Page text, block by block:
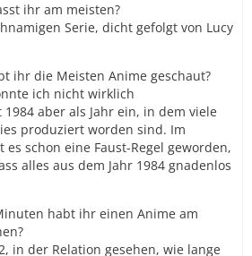
ihr am meisten?
Serie, dicht gefolgt von Lucy
ihr die Meisten Anime geschaut?
ich nicht wirklich
aber als Jahr ein, in dem viele
produziert worden sind. Im
schon eine Faust-Regel geworden,
alles aus dem Jahr 1984 gnadenlos
habt ihr einen Anime am
in der Relation gesehen, wie lange